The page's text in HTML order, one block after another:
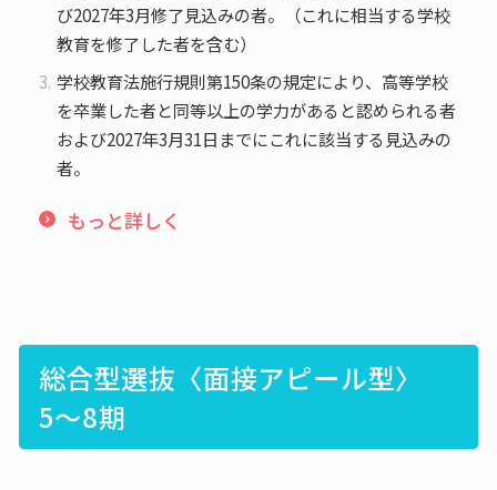
び2027年3月修了見込みの者。（これに相当する学校
教育を修了した者を含む）
学校教育法施行規則第150条の規定により、高等学校
を卒業した者と同等以上の学力があると認められる者
および2027年3月31日までにこれに該当する見込みの
者。
もっと詳しく
総合型選抜〈面接アピール型〉
5〜8期